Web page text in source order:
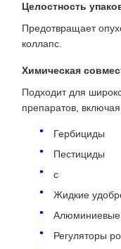
Целостность
Предотвращает
коллапс.
Химическая
Подходит для
препаратов,
Гербициды
Пестициды
с
Жидкие
Алюминиевые
Регуляторы